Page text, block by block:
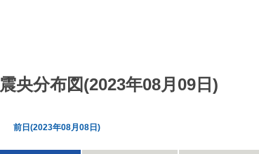
震央分布図(2023年08月09日)
前日(2023年08月08日)